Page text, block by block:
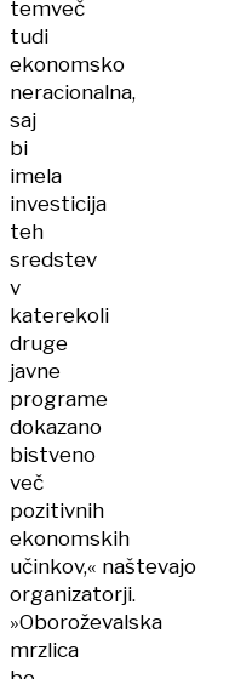
temveč
tudi
ekonomsko
neracionalna,
saj
bi
imela
investicija
teh
sredstev
v
katerekoli
druge
javne
programe
dokazano
bistveno
več
pozitivnih
ekonomskih
učinkov,« naštevajo
organizatorji.
»Oboroževalska
mrzlica